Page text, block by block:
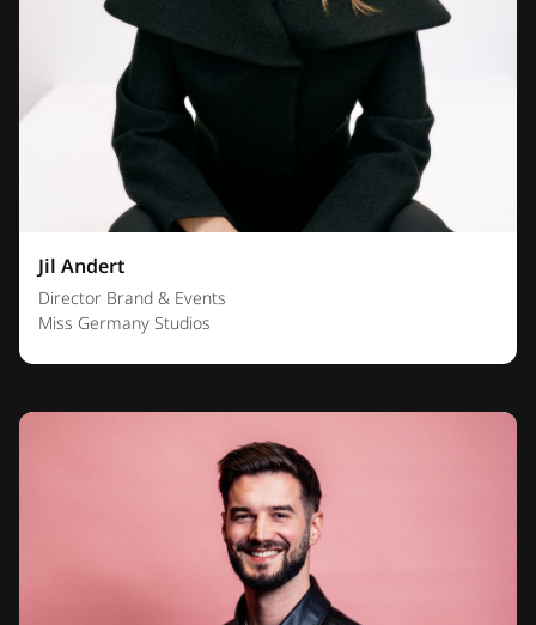
Jil Andert
Director Brand & Events
Miss Germany Studios